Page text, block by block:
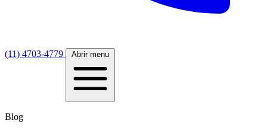
(11) 4703-4779 Abrir menu
Blog